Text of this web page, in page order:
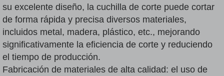
su excelente diseño, la cuchilla de corte puede cortar
de forma rápida y precisa diversos materiales,
incluidos metal, madera, plástico, etc., mejorando
significativamente la eficiencia de corte y reduciendo
el tiempo de producción.
Fabricación de materiales de alta calidad: el uso de